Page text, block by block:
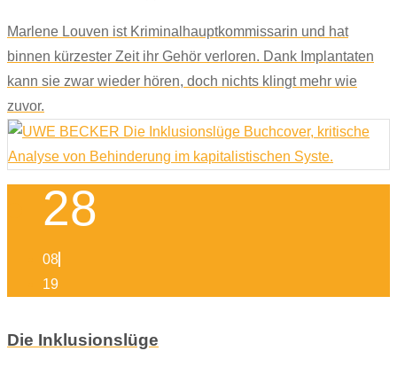
Marlene Louven ist Kriminalhauptkommissarin und hat
binnen kürzester Zeit ihr Gehör verloren. Dank Implantaten
kann sie zwar wieder hören, doch nichts klingt mehr wie
zuvor.
28
08
19
Die Inklusionslüge